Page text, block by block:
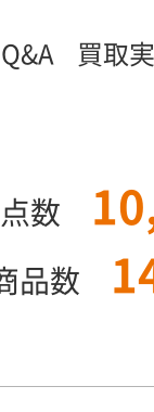
Q&A 買取
点数
品数